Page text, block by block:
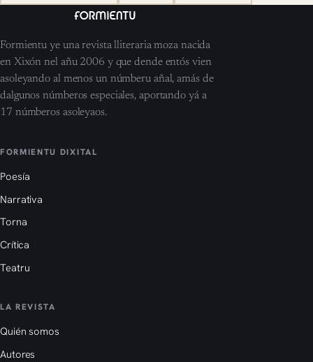
Formientu ye una revista lliteraria moza nacida
en Xixón nel añu 2006 y que dende entós vien
asoleyando al menos un númberu añal, amás de
dalgunos númberos especiales, aportando yá a
17 númberos asoleyaos.
FORMIENTU DIXITAL
Poesía
Narrativa
Torna
Crítica
Teatru
LA REVISTA
Quién somos
Autores